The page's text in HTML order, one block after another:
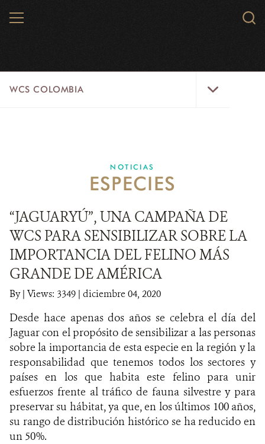
MENU
WCS COLOMBIA
EJES ESTRATÉGICOS
LÍNEAS DE ACCIÓN
MICROSITIOS
NOTICIAS
WCS VISUAL
PUBLICACIONES
ALIADOS Y ALIANZAS
INFORME ANUAL WCS
NOTICIAS
ESPECIES
“JAGUARYÚ”, UNA CAMPAÑA DE
WCS PARA SENSIBILIZAR SOBRE LA
IMPORTANCIA DEL FELINO MÁS
GRANDE DE AMÉRICA
By| Views: 3349 | diciembre 04, 2020
Desde hace apenas dos años se celebra el día del
Jaguar con el propósito de sensibilizar a las personas
sobre la importancia de esta especie en la región y la
responsabilidad que tenemos todos los sectores y
países en los que habita este felino para unir
esfuerzos frente al tráfico de fauna silvestre y para
preservar su hábitat, ya que, en los últimos 100 años,
su rango de distribución histórico se ha reducido en
un 50%.